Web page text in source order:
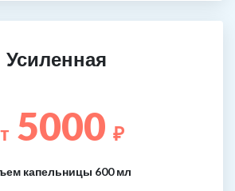
Усиленная
5000 ₽
капельницы 600 мл